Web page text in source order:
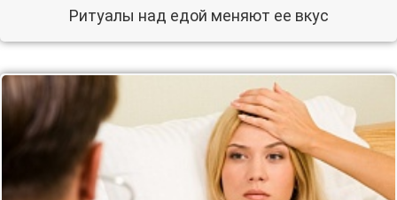
Ритуалы над едой меняют ее вкус